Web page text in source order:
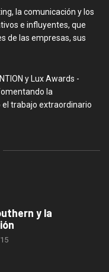
la comunicación y los
e influyentes, que
de las empresas, sus
y Lux Awards -
la
trabajo extraordinario
y la